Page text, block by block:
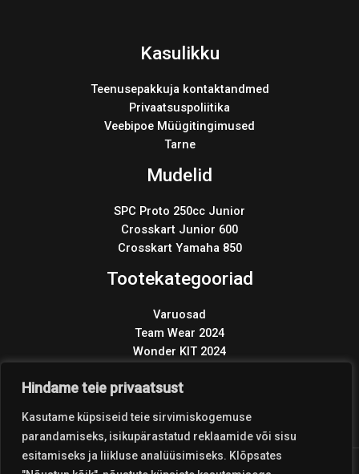
Hindame teie privaatsust
Kasutame küpsiseid teie sirvimiskogemuse
parandamiseks, isikupärastatud reklaamide või sisu
esitamiseks ja liikluse analüüsimiseks. Klõpsates
Kasulikku
Teenusepakkuja kontaktandmed
Privaatsuspoliitika
Veebipoe Müügitingimused
Tarne
Mudelid
SPC Proto 250cc Junior
Crosskart Junior 600
Crosskart Yamaha 850
Tootekategooriad
Varuosad
Team Wear 2024
Wonder KIT 2024
Products